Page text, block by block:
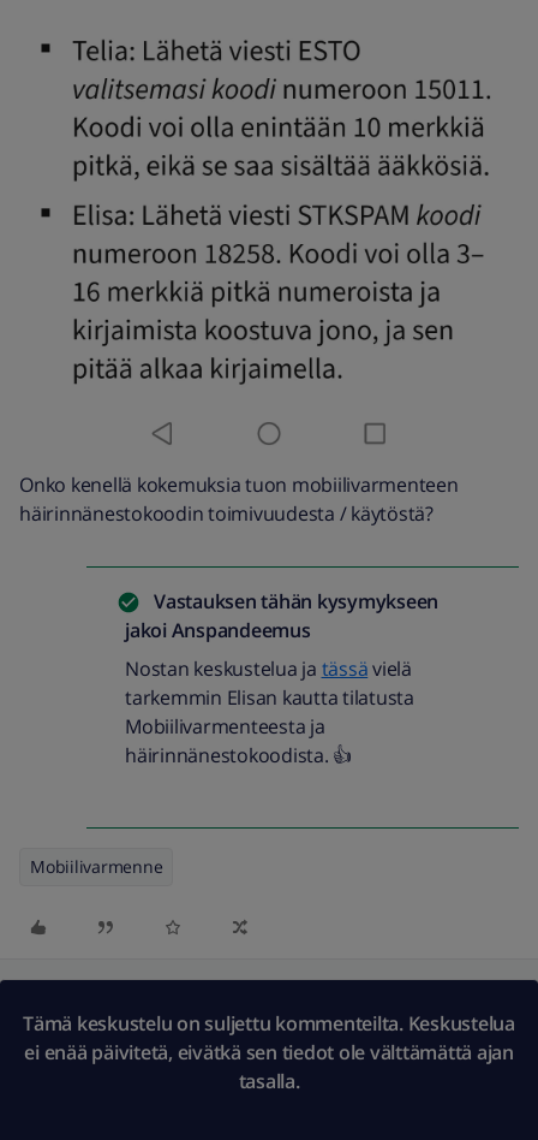
Onko kenellä kokemuksia tuon mobiilivarmenteen
häirinnänestokoodin toimivuudesta / käytöstä?
Vastauksen tähän kysymykseen
jakoi Anspandeemus
Nostan keskustelua ja tässävielä
tarkemmin Elisan kautta tilatusta
Mobiilivarmenteesta ja
häirinnänestokoodista. 👍
Mobiilivarmenne
Tämä keskustelu on suljettu kommenteilta. Keskustelua
ei enää päivitetä, eivätkä sen tiedot ole välttämättä ajan
tasalla.